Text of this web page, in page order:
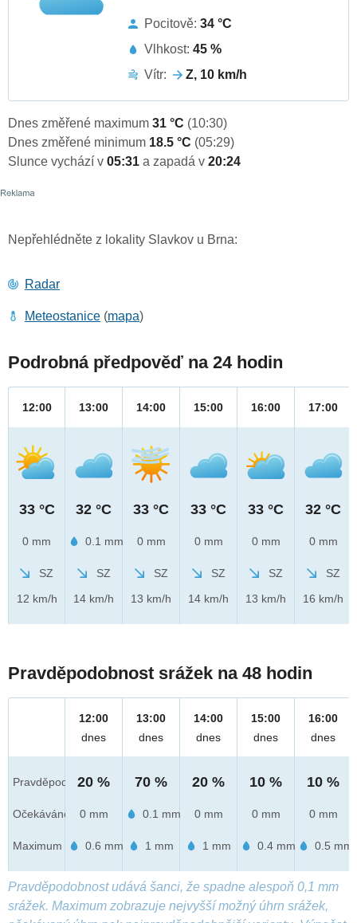
Pocitově: 34 °C
Vlhkost: 45 %
Vítr:
Z, 10 km/h
Dnes změřené maximum 31 °C (10:30)
Dnes změřené minimum 18.5 °C (05:29)
Slunce vychází v 05:31 a zapadá v 20:24
Nepřehlédněte z lokality Slavkov u Brna:
Radar
Meteostanice (mapa)
Podrobná předpověď na 24 hodin
12:00
33 °C
0 mm
SZ
12 km/h
13:00
32 °C
0.1 mm
SZ
14 km/h
14:00
33 °C
0 mm
SZ
13 km/h
15:00
33 °C
0 mm
SZ
14 km/h
16:00
33 °C
0 mm
SZ
13 km/h
17:00
32 °C
0 mm
SZ
16 km/h
Pravděpodobnost srážek na 48 hodin
Pravděpod.
Očekáváno
Maximum
12:00
dnes
20 %
0 mm
0.6 mm
13:00
dnes
70 %
0.1 mm
1 mm
14:00
dnes
20 %
0 mm
1 mm
15:00
dnes
10 %
0 mm
0.4 mm
16:00
dnes
10 %
0 mm
0.5 mm
Pravděpodobnost udává šanci, že spadne alespoň 0,1 mm
srážek. Maximum zobrazuje nejvyšší možný úhrn srážek,